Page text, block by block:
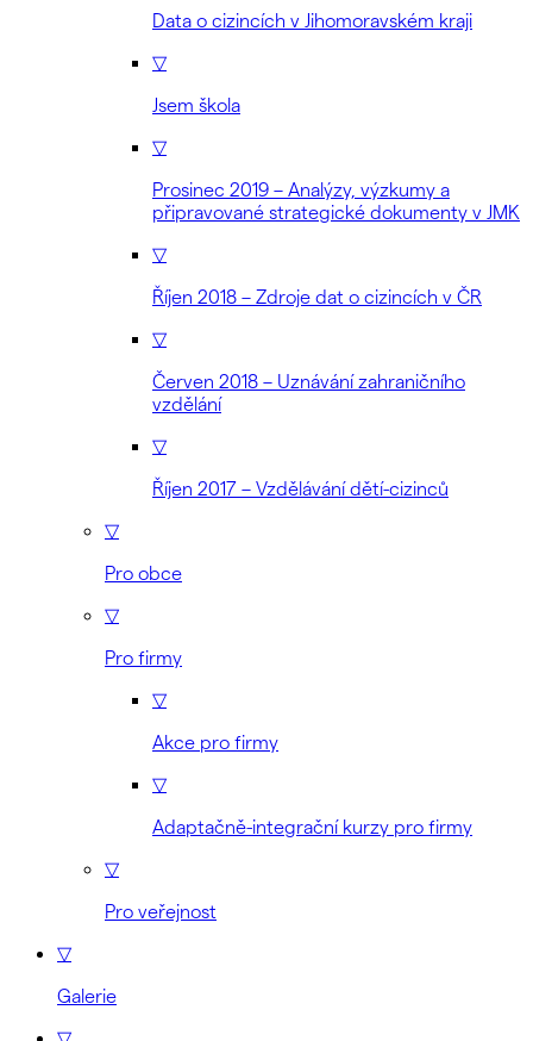
Data o cizincích v Jihomoravském kraji
▽
Jsem škola
▽
Prosinec 2019 – Analýzy, výzkumy a
připravované strategické dokumenty v JMK
▽
Říjen 2018 – Zdroje dat o cizincích v ČR
▽
Červen 2018 – Uznávání zahraničního
vzdělání
▽
Říjen 2017 – Vzdělávání dětí-cizinců
▽
Pro obce
▽
Pro firmy
▽
Akce pro firmy
▽
Adaptačně-integrační kurzy pro firmy
▽
Pro veřejnost
▽
Galerie